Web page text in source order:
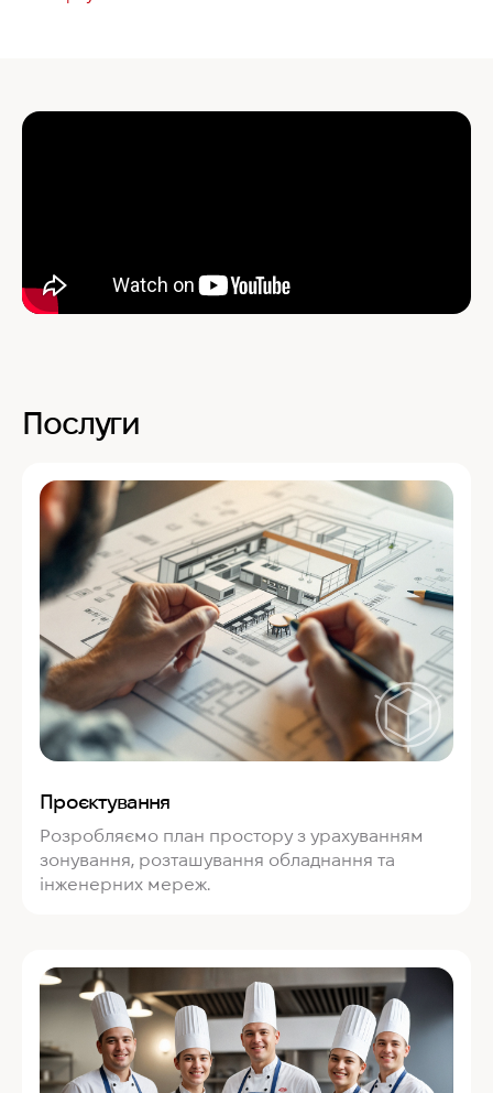
Послуги
Проєктування
Розробляємо план простору з урахуванням
зонування, розташування обладнання та
інженерних мереж.